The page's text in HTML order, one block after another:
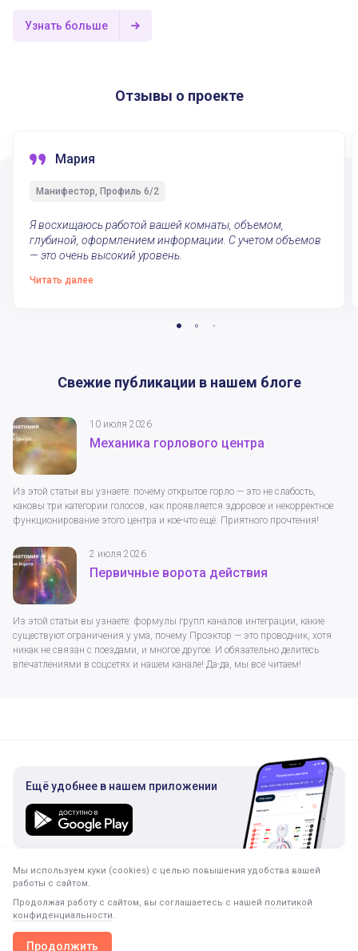
Узнать больше
Отзывы о проекте
Мария
Манифестор, Профиль 6/2
Я восхищаюсь работой вашей комнаты, объемом,
глубиной, оформлением информации. С учетом объемов
— это очень высокий уровень.
Читать далее
Свежие публикации в нашем блоге
10 июля 2026
Механика горлового центра
Из этой статьи вы узнаете: почему открытое горло — это не слабость,
каковы три категории голосов, как проявляется здоровое и некорректное
функционирование этого центра и кое-что ещё. Приятного прочтения!
2 июля 2026
Первичные ворота действия
Из этой статьи вы узнаете: формулы групп каналов интеграции, какие
существуют ограничения у ума, почему Проэктор — это проводник, хотя
никак не связан с поездами, и многое другое. И обязательно делитесь
впечатлениями в соцсетях и нашем канале! Да-да, мы всё читаем!
Ещё удобнее в нашем приложении
Подписка на рассылку
Мы используем куки (cookies) с целью повышения удобства вашей
работы с сайтом.
Продолжая работу с сайтом, вы соглашаетесь с нашей политикой
конфиденциальности.
Продолжить